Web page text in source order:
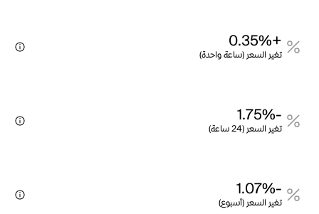
+0.35%
تغير السعر (ساعة واحدة)
-1.75%
تغير السعر (24 ساعة)
-1.07%
تغير السعر (أسبوع)